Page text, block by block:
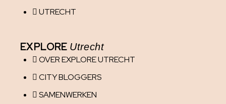
UTRECHT
EXPLORE Utrecht
OVER EXPLORE UTRECHT
CITY BLOGGERS
SAMENWERKEN